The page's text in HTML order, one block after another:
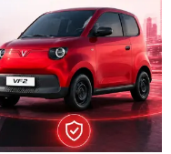
Và VinFast VF2